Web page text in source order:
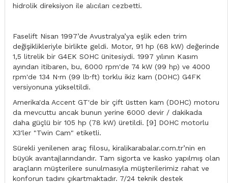
hidrolik direksiyon ile alıcıları cezbetti.
Faselift Nisan 1997’de Avustralya’ya eşlik eden trim
değişiklikleriyle birlikte geldi. Motor, 91 hp (68 kW) değerinde
1,5 litrelik bir G4EK SOHC ünitesiydi. 1997 yılının Kasım
ayından itibaren, bu, 6000 rpm'de 74 kW (99 hp) ve 4000
rpm'de 134 N⋅m (99 lb⋅ft) torklu ikiz kam (DOHC) G4FK
versiyonuna yükseltildi.
Amerika'da Accent GT'de bir çift üstten kam (DOHC) motoru
da mevcuttu ancak bunun yerine 6000 devir / dakikada
daha güçlü bir 105 hp (78 kW) üretildi. [9] DOHC motorlu
X3'ler "Twin Cam" etiketli.
Sürekli yenilenen araç filosu, kiralikarabalar.com.tr’nin en
büyük avantajlarındandır. Tam sigorta ve kasko yapılmış olan
araçların müşterilere sunulmasıyla müşterilerimiz rahat ve
konforun tadını çıkartmaktadır. 7/24 teknik destek